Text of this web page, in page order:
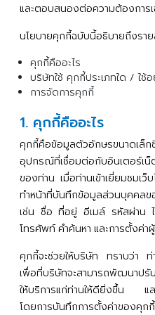
และตอบสนองต่อความต้องการ
นโยบายคุกกี้ฉบับนี้อธิบายถึงรา
คุกกี้คืออะไร
บริษัทใช้ คุกกี้ประเภทใด / ใช้อ
การจัดการคุกกี้
1. คุกกี้คืออะไร
คุกกี้คือข้อมูลตัวอักษรขนาดเล็ก
อุปกรณ์ที่เชื่อมต่อกับอินเตอร์เน็
ของท่าน เมื่อท่านเข้าเยี่ยมชมเ
ทำหน้าที่บันทึกข้อมูลส่วนบุคคลข
เช่น ชื่อ ที่อยู่ อีเมล์ รหัสผ่าน
โทรศัพท์คำค้นหา และการตั้งค่า
คุกกี้จะช่วยให้บริษัท
ทราบว่า ท่
เพื่อที่บริษัทจะสามารถพัฒนาปรั
ให้บริการแก่ท่านให้ดียิ่งขึ้น
แ
โดยการบันทึกการตั้งค่าของคุกกี้